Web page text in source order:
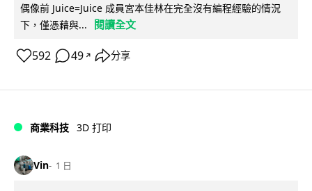
偶像前 Juice=Juice 成員宮本佳林在完全沒有編程經驗的情況
下，僅憑藉與...
閱讀全文
592 49 ↗ 分享
商業科技 3D 打印
Vin 1 日